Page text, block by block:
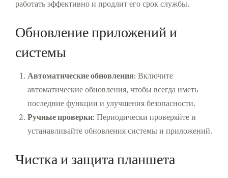
работать эффективно и продлит его срок службы.
Обновление приложений и
системы
Автоматические обновления: Включите
автоматические обновления, чтобы всегда иметь
последние функции и улучшения безопасности.
Ручные проверки: Периодически проверяйте и
устанавливайте обновления системы и приложений.
Чистка и защита планшета